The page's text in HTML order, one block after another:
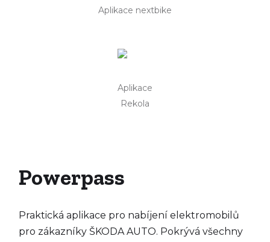
Aplikace nextbike
Aplikace
Rekola
Powerpass
Praktická aplikace pro nabíjení elektromobilů
pro zákazníky ŠKODA AUTO. Pokrývá všechny